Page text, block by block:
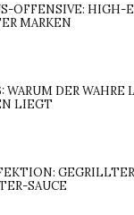
OFFENSIVE:
MARKEN
DER WAHRE
LIEGT
SAUCE